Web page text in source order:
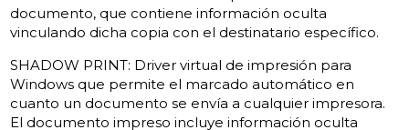
documento, que contiene información oculta
vinculando dicha copia con el destinatario específico.
SHADOW PRINT: Driver virtual de impresión para
Windows que permite el marcado automático en
cuanto un documento se envía a cualquier impresora.
El documento impreso incluye información oculta